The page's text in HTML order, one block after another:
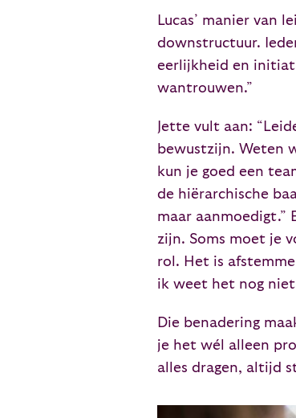
Lucas’ manier van
downstructuur.
eerlijkheid en
wantrouwen.”
Jette vult aan:
bewustzijn. Weten
kun je goed een
de hiërarchische
maar aanmoedigt.”
zijn. Soms moet je
rol. Het is
ik weet het nog niet
Die benadering
je het wél alleen
alles dragen, altijd